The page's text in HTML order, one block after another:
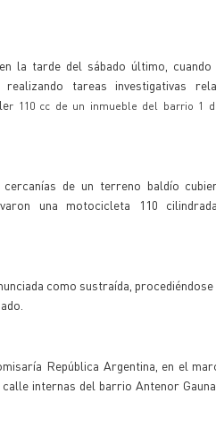
la tarde del sábado último,
tareas investigativas
r 110 cc de un inmueble del barrio 1
de un terreno baldío
una motocicleta 110
como sustraída,
República Argentina, en el
internas del barrio Antenor